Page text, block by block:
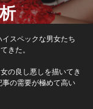
スペックな男女たち
きた。
の良し悪しを描いてき
の需要が極めて高い